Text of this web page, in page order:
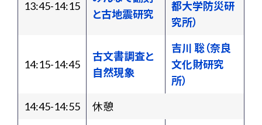
13:45-14:15
と古地震研究
都大学防災研
究所）
14:15-14:45
古文書調査と
自然現象
吉川 聡（奈良
文化財研究
所）
14:45-14:55
休憩